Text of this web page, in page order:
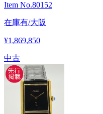
Item No.80152
在庫有/大阪
¥1,869,850
中古